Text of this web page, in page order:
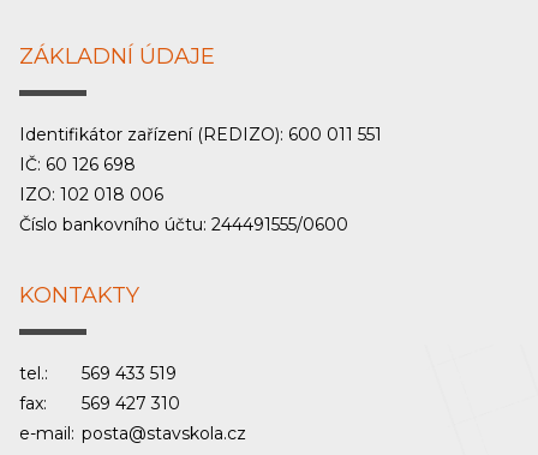
ZÁKLADNÍ ÚDAJE
Identifikátor zařízení (REDIZO): 600 011 551
IČ: 60 126 698
IZO: 102 018 006
Číslo bankovního účtu: 244491555/0600
KONTAKTY
tel.:
569 433 519
fax:
569 427 310
e-mail: posta@stavskola.cz